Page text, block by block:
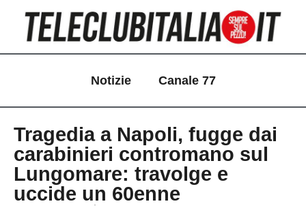
contenuto
Notizie Canale 77
Tragedia a Napoli, fugge dai
carabinieri contromano sul
Lungomare: travolge e
uccide un 60enne